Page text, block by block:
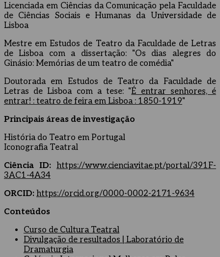
Licenciada em Ciências da Comunicação pela Faculdade
de Ciências Sociais e Humanas da Universidade de
Lisboa
Mestre em Estudos de Teatro da Faculdade de Letras
de Lisboa com a dissertação: "Os dias alegres do
Ginásio: Memórias de um teatro de comédia"
Doutorada em Estudos de Teatro da Faculdade de
Letras de Lisboa com a tese: "É entrar senhores, é
entrar! : teatro de feira em Lisboa : 1850-1919"
Principais áreas de investigação
História do Teatro em Portugal
Iconografia Teatral
Ciência ID: https://www.cienciavitae.pt/portal/391F-
3AC1-4A34
ORCID: https://orcid.org/0000-0002-2171-9634
Conteúdos
Curso de Cultura Teatral
Divulgação de resultados | Laboratório de
Dramaturgia